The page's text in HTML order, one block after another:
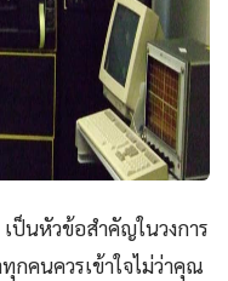
เป็นหัวข้อสำคัญในวงการ
คนควรเข้าใจไม่ว่าคุณ